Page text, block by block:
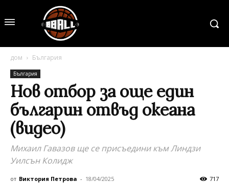
дом България
България
Нов отбор за още един
българин отвъд океана
(видео)
Михаил Гавазов ще се присъедини към Линдзи
Уилсън Колидж
от Виктория Петрова - 18/04/2025 717